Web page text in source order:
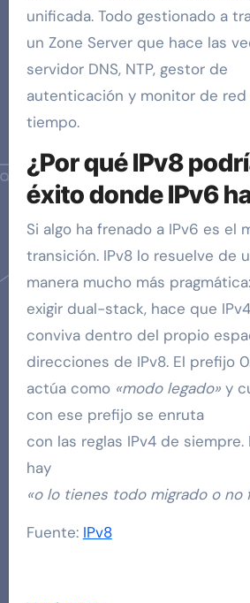
unificada. Todo gestionado a
un Zone Server que hace las
servidor DNS, NTP, gestor de
autenticación y monitor de red
tiempo.
¿Por qué IPv8
éxito donde IPv6
Si algo ha frenado a IPv6 es el
transición. IPv8 lo resuelve de
manera mucho más
exigir dual-stack, hace que IPv4
conviva dentro del propio
direcciones de IPv8. El prefijo
actúa como «modo legado»y
con ese prefijo se enruta
con las reglas IPv4 de
hay
«o lo tienes todo migrado o no
Fuente: IPv8